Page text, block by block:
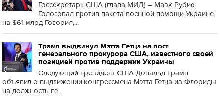
Госсекретарь США (глава МИД) – Марк Рубио
Голосовал против пакета военной помощи Украине
на $61 млрд Говорил,...
Трамп выдвинул Мэтта Гетца на пост
генерального прокурора США, известного своей
позицией против поддержки Украины
Следующий президент США Дональд Трамп
объявил о выдвижении конгрессмена Мэтта Гетца из Флориды
на должность ге...